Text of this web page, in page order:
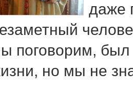
даже
поговорим,
но мы не